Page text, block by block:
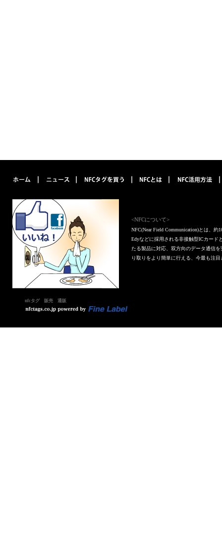
<NFCについて>
NFC(Near Field Communication)とは、
Edyなどに採用される非接触型ICカード
たる製品に対応、双方向のデータ通信
り取りをより簡単に行える、今最も注
nfcタグ 販売 通販